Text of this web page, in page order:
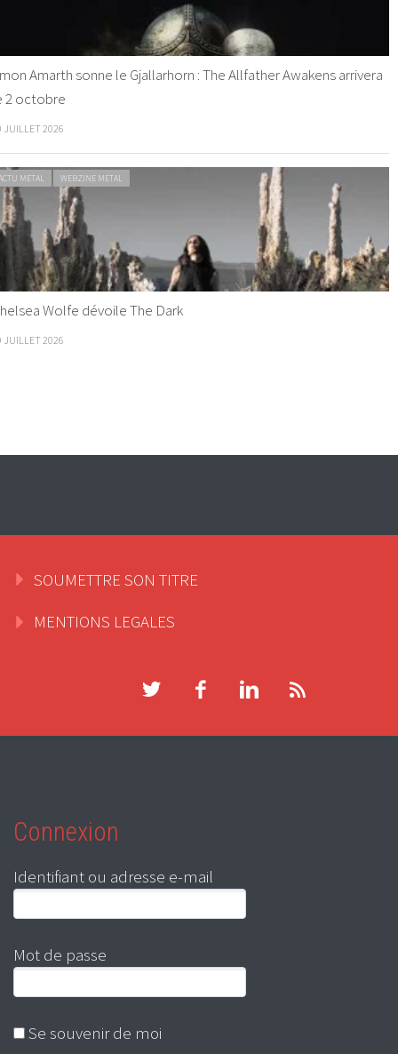
Amarth sonne le Gjallarhorn : The Allfather Awakens arrivera
2 octobre
JUILLET 2026
METAL WEBZINE METAL
Wolfe dévoile The Dark
JUILLET 2026
SOUMETTRE SON TITRE
MENTIONS LEGALES
Connexion
Identifiant ou adresse e-mail
Mot de passe
Se souvenir de moi